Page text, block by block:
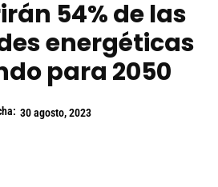
54% de las
energéticas
para 2050
30 agosto, 2023